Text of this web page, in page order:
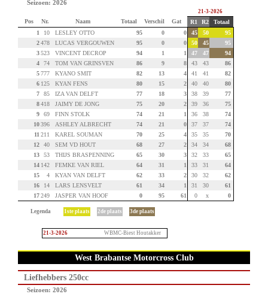
Seizoen: 2026
21-3-2026
Pos Nr. Naam Totaal Verschil Gat R1 R2
Totaal
1
10 LESLEY OTTO 95 0 0 45 50
95
2478 LUCAS VERGOUWEN 95 0 0 50 45
95
3523 VINCENT DECROP 94 1 1 47 47
94
4
74 TOM VAN GRINSVEN 86 9 8 43 43
86
5777 KYANO SMIT 82 13 4 41 41
82
6 125 KYAN FENS 80 15 2 40 40
80
7
85 IZA VAN DELFT 77 18 3 38 39
77
8418 JAIMY DE JONG 75 20 2 39 36
75
9
69 FINN STOLK 74 21 1 36 38
74
10396 ASHLEY ALBRECHT 74 21 0 37 37
74
11 211 KAREL SOUMAN 70 25 4 35 35
70
12
40 SEM VD HOUT 68 27 2 34 34
68
13
53 THIJS BRASPENNING 65 30 3 32 33
65
14 142 FEMKE VAN RIEL 64 31 1 33 31
64
15
4 KYAN VAN DELFT 62 33 2 30 32
62
16
14 LARS LENSVELT 61 34 1 31 30
61
17249 JASPER VAN HOOF 0 95 61 0 x 0
Legenda 1ste plaats 2de plaats 3de plaats
21-3-2026 WBMC-Biest Houtakker
West Brabantse Motorcross Club
Liefhebbers 250cc
Seizoen: 2026